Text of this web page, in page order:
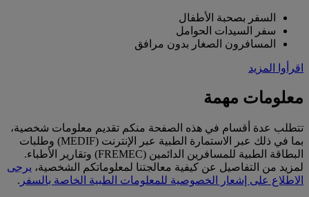
السفر بصحبة الأطفال
سفر السيدات الحوامل
المسافرون الصغار بدون مرافق
اقرأوا المزيد
معلومات مهمة
تتطلب عدة أقسام في هذه الصفحة منكم تقديم معلومات شخصية،
بما في ذلك عبر الاستمارة الطبية عبر الإنترنت (MEDIF) وطلبات
البطاقة الطبية للمسافرين الدائمين (FREMEC) وتقارير الأطباء.
لمزيد من التفاصيل عن كيفية معالجتنا لمعلوماتكم الشخصية، يرجى
الاطلاع على إشعار الخصوصية للمعلومات الطبية الخاصة بالسفر .